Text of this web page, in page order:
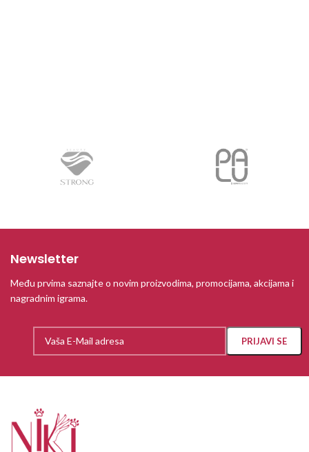
Newsletter
Među prvima saznajte o novim proizvodima, promocijama, akcijama i
nagradnim igrama.